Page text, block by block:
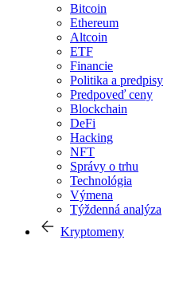
Bitcoin
Ethereum
Altcoin
ETF
Financie
Politika a predpisy
Predpoveď ceny
Blockchain
DeFi
Hacking
NFT
Správy o trhu
Technológia
Výmena
Týždenná analýza
Kryptomeny